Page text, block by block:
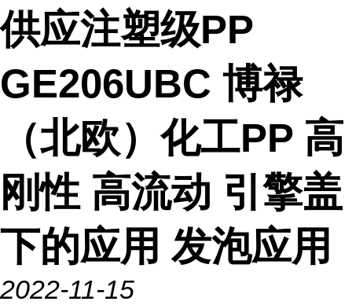
供应注塑级PP
GE206UBC 博禄
（北欧）化工PP 高
刚性 高流动 引擎盖
下的应用 发泡应用
2022-11-15